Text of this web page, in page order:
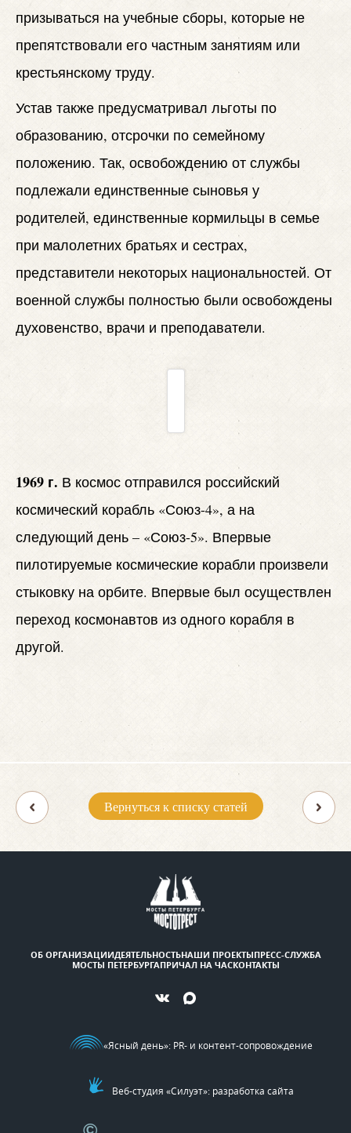
призываться на учебные сборы, которые не
препятствовали его частным занятиям или
крестьянскому труду.
Устав также предусматривал льготы по
образованию, отсрочки по семейному
положению. Так, освобождению от службы
подлежали единственные сыновья у
родителей, единственные кормильцы в семье
при малолетних братьях и сестрах,
представители некоторых национальностей. От
военной службы полностью были освобождены
духовенство, врачи и преподаватели.
1969 г. В космос отправился российский
космический корабль «Союз-4», а на
следующий день – «Союз-5». Впервые
пилотируемые космические корабли произвели
стыковку на орбите. Впервые был осуществлен
переход космонавтов из одного корабля в
другой.
Вернуться к списку статей
ОБ ОРГАНИЗАЦИИДЕЯТЕЛЬНОСТЬНАШИ ПРОЕКТЫПРЕСС-СЛУЖБА
МОСТЫ ПЕТЕРБУРГАПРИЧАЛ НА ЧАСКОНТАКТЫ
«Ясный день»: PR- и контент-сопровождение
Веб-студия «Силуэт»: разработка сайта